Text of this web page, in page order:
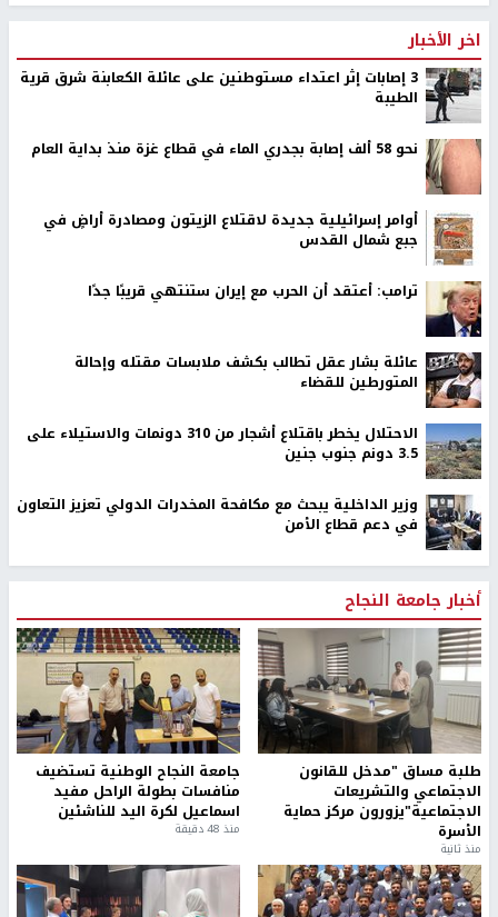
اخر الأخبار
‏3 إصابات إثر اعتداء مستوطنين على عائلة الكعابنة شرق قرية
الطيبة
نحو 58 ألف إصابة بجدري الماء في قطاع غزة منذ بداية العام
أوامر إسرائيلية جديدة لاقتلاع الزيتون ومصادرة أراضٍ في
جبع شمال القدس
ترامب: أعتقد أن الحرب مع إيران ستنتهي قريبًا جدًا
عائلة بشار عقل تطالب بكشف ملابسات مقتله وإحالة
المتورطين للقضاء
الاحتلال يخطر باقتلاع أشجار من 310 دونمات والاستيلاء على
3.5 دونم جنوب جنين
وزير الداخلية يبحث مع مكافحة المخدرات الدولي تعزيز التعاون
في دعم قطاع الأمن
أخبار جامعة النجاح
طلبة مساق "مدخل للقانون
الاجتماعي والتشريعات
الاجتماعية"يزورون مركز حماية
الأسرة
منذ ثانية
جامعة النجاح الوطنية تستضيف
منافسات بطولة الراحل مفيد
اسماعيل لكرة اليد للناشئين
منذ 48 دقيقة